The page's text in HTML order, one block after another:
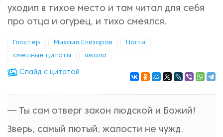
уходил в тихое место и там читал для себя
про отца и огурец, и тихо смеялся.
Глостер Михаил Елизаров Ногти
смешные цитаты школа
Cлайд с цитатой
— Ты сам отверг закон людской и Божий!
Зверь, самый лютый, жалости не чужд.